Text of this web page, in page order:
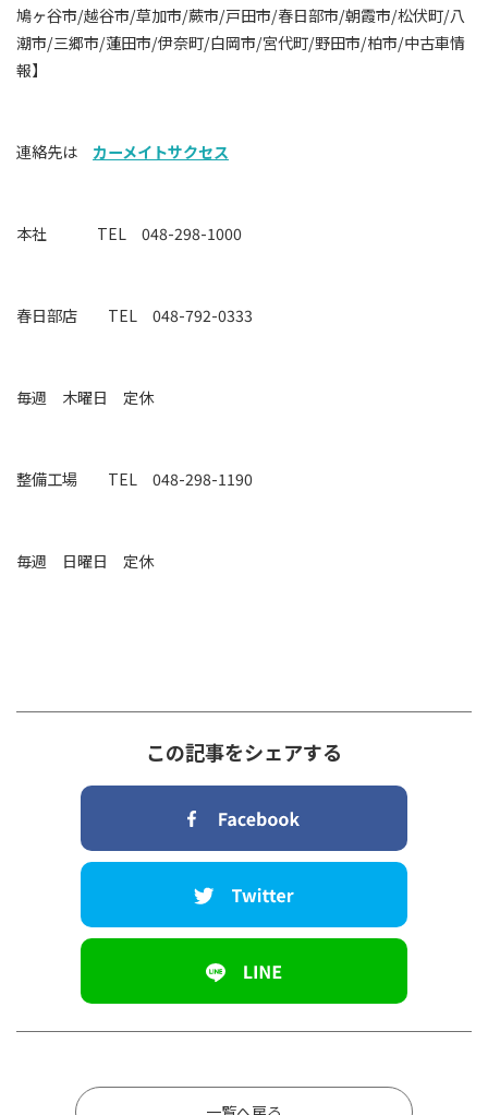
鳩ヶ谷市/越谷市/草加市/蕨市/戸田市/春日部市/朝霞市/松伏町/八
潮市/三郷市/蓮田市/伊奈町/白岡市/宮代町/野田市/柏市/中古車情
報】
連絡先は カーメイトサクセス
本社 TEL 048-298-1000
春日部店 TEL 048-792-0333
毎週 木曜日 定休
整備工場 TEL 048-298-1190
毎週 日曜日 定休
この記事をシェアする